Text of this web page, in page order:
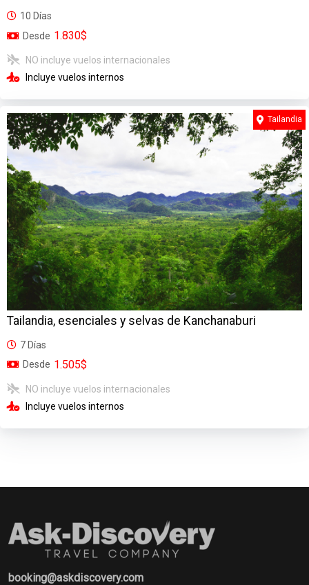
10 Días
Desde 1.830$
NO incluye vuelos internacionales
Incluye vuelos internos
Tailandia, esenciales y selvas de Kanchanaburi
7 Días
Desde 1.505$
NO incluye vuelos internacionales
Incluye vuelos internos
Tailandia
booking@askdiscovery.com